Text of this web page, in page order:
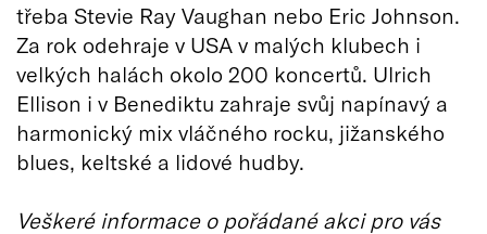
třeba Stevie Ray Vaughan nebo Eric Johnson.
Za rok odehraje v USA v malých klubech i
velkých halách okolo 200 koncertů. Ulrich
Ellison i v Benediktu zahraje svůj napínavý a
harmonický mix vláčného rocku, jižanského
blues, keltské a lidové hudby.
Veškeré informace o pořádané akci pro vás